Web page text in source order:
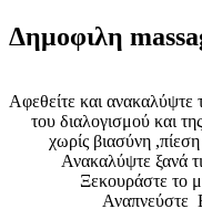
Δημοφιλη
Αφεθείτε και ανακαλύψτε
του διαλογισμού και
χωρίς βιασύνη ,πίεση
Ανακαλύψτε ξανά τις
Ξεκουράστε το
Αναπνεύστε